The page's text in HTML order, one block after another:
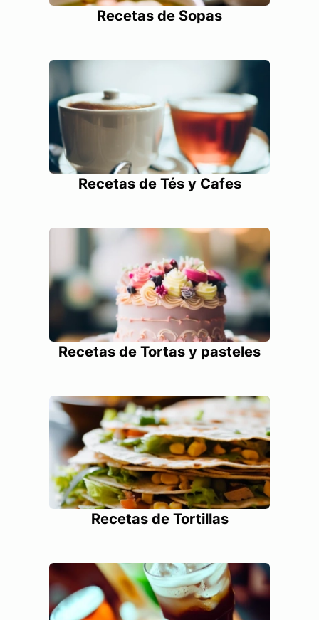
Recetas de Sopas
Recetas de Tés y Cafes
Recetas de Tortas y pasteles
Recetas de Tortillas